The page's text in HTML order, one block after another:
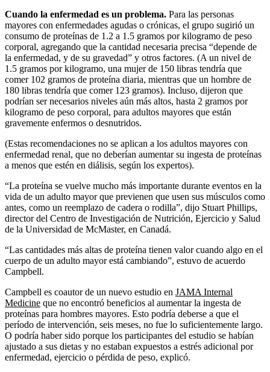
Cuando la enfermedad es un problema. Para las personas
mayores con enfermedades agudas o crónicas, el grupo sugirió un
consumo de proteínas de 1.2 a 1.5 gramos por kilogramo de peso
corporal, agregando que la cantidad necesaria precisa “depende de
la enfermedad, y de su gravedad” y otros factores. (A un nivel de
1.5 gramos por kilogramo, una mujer de 150 libras tendría que
comer 102 gramos de proteína diaria, mientras que un hombre de
180 libras tendría que comer 123 gramos). Incluso, dijeron que
podrían ser necesarios niveles aún más altos, hasta 2 gramos por
kilogramo de peso corporal, para adultos mayores que están
gravemente enfermos o desnutridos.
(Estas recomendaciones no se aplican a los adultos mayores con
enfermedad renal, que no deberían aumentar su ingesta de proteínas
a menos que estén en diálisis, según los expertos).
“La proteína se vuelve mucho más importante durante eventos en la
vida de un adulto mayor que previenen que usen sus músculos como
antes, como un reemplazo de cadera o rodilla”, dijo Stuart Phillips,
director del Centro de Investigación de Nutrición, Ejercicio y Salud
de la Universidad de McMaster, en Canadá.
“Las cantidades más altas de proteína tienen valor cuando algo en el
cuerpo de un adulto mayor está cambiando”, estuvo de acuerdo
Campbell.
Campbell es coautor de un nuevo estudio en JAMA Internal
Medicine que no encontró beneficios al aumentar la ingesta de
proteínas para hombres mayores. Esto podría deberse a que el
período de intervención, seis meses, no fue lo suficientemente largo.
O podría haber sido porque los participantes del estudio se habían
ajustado a sus dietas y no estaban expuestos a estrés adicional por
enfermedad, ejercicio o pérdida de peso, explicó.